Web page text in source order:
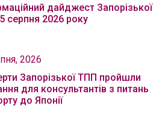
дайджест Запорізької
серпня 2026 року
2026
Запорізької ТПП пройшли
для консультантів з питань
до Японії